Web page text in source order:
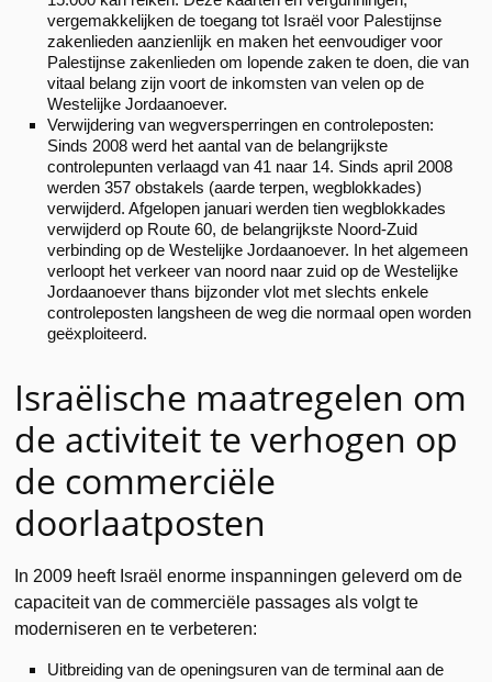
vergemakkelijken de toegang tot Israël voor Palestijnse
zakenlieden aanzienlijk en maken het eenvoudiger voor
Palestijnse zakenlieden om lopende zaken te doen, die van
vitaal belang zijn voort de inkomsten van velen op de
Westelijke Jordaanoever.
Verwijdering van wegversperringen en controleposten:
Sinds 2008 werd het aantal van de belangrijkste
controlepunten verlaagd van 41 naar 14. Sinds april 2008
werden 357 obstakels (aarde terpen, wegblokkades)
verwijderd. Afgelopen januari werden tien wegblokkades
verwijderd op Route 60, de belangrijkste Noord-Zuid
verbinding op de Westelijke Jordaanoever. In het algemeen
verloopt het verkeer van noord naar zuid op de Westelijke
Jordaanoever thans bijzonder vlot met slechts enkele
controleposten langsheen de weg die normaal open worden
geëxploiteerd.
Israëlische maatregelen om
de activiteit te verhogen op
de commerciële
doorlaatposten
In 2009 heeft Israël enorme inspanningen geleverd om de
capaciteit van de commerciële passages als volgt te
moderniseren en te verbeteren:
Uitbreiding van de openingsuren van de terminal aan de